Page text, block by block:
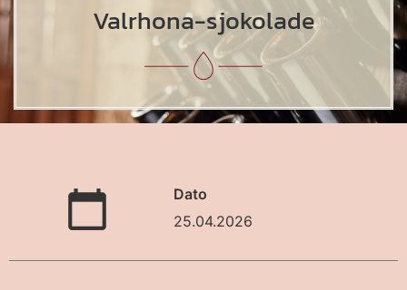
Valrhona-sjokolade
Dato
25.04.2026